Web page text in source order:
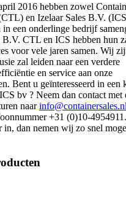
2016 hebben zowel
en Izelaar Sales B.V.
een onderlinge bedrijf
CTL en ICS hebben hun
voor vele jaren samen. Wij
zal leiden naar een verdere
en service aan onze
Bent u geïnteresseerd in een
bv ? Neem dan contact met
naarinfo@containersales.nl
+31 (0)10-
in, dan nemen wij zo snel